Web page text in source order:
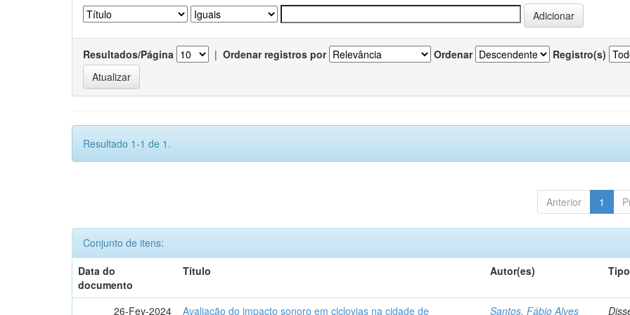
Resultados/Página | Ordenar registros por Ordenar Registro(s)
Resultado 1-1 de 1.
Anterior 1
Conjunto de itens:
Data do
documento
Título Autor(es) Tipo
26-Fev-2024 Avaliação do impacto sonoro em ciclovias na cidade de Santos, Fábio Alves